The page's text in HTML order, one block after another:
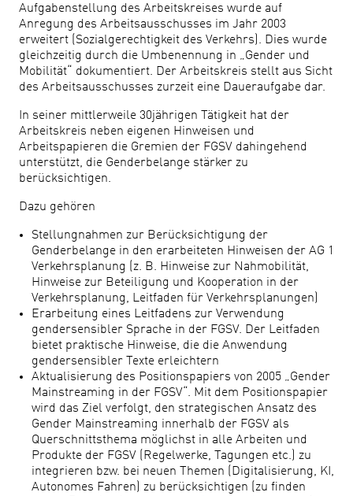
Aufgabenstellung des Arbeitskreises wurde auf
Anregung des Arbeitsausschusses im Jahr 2003
erweitert (Sozialgerechtigkeit des Verkehrs). Dies wurde
gleichzeitig durch die Umbenennung in „Gender und
Mobilität“ dokumentiert. Der Arbeitskreis stellt aus Sicht
des Arbeitsausschusses zurzeit eine Daueraufgabe dar.
In seiner mittlerweile 30jährigen Tätigkeit hat der
Arbeitskreis neben eigenen Hinweisen und
Arbeitspapieren die Gremien der FGSV dahingehend
unterstützt, die Genderbelange stärker zu
berücksichtigen.
Dazu gehören
Stellungnahmen zur Berücksichtigung der
Genderbelange in den erarbeiteten Hinweisen der AG 1
Verkehrsplanung (z. B. Hinweise zur Nahmobilität,
Hinweise zur Beteiligung und Kooperation in der
Verkehrsplanung, Leitfaden für Verkehrsplanungen)
Erarbeitung eines Leitfadens zur Verwendung
gendersensibler Sprache in der FGSV. Der Leitfaden
bietet praktische Hinweise, die die Anwendung
gendersensibler Texte erleichtern
Aktualisierung des Positionspapiers von 2005 „Gender
Mainstreaming in der FGSV“. Mit dem Positionspapier
wird das Ziel verfolgt, den strategischen Ansatz des
Gender Mainstreaming innerhalb der FGSV als
Querschnittsthema möglichst in alle Arbeiten und
Produkte der FGSV (Regelwerke, Tagungen etc.) zu
integrieren bzw. bei neuen Themen (Digitalisierung, KI,
Autonomes Fahren) zu berücksichtigen (zu finden